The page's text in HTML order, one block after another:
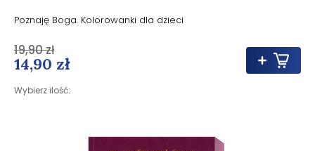
Poznaję Boga. Kolorowanki dla dzieci
14,90 zł
Wybierz ilość:
19,90 zł